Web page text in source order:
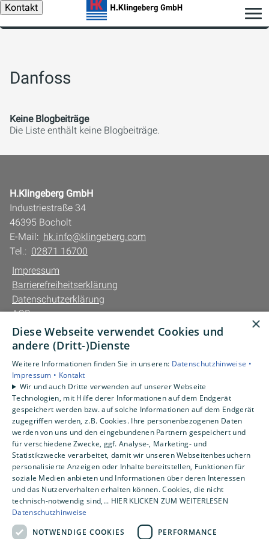
Kontakt
Danfoss
Keine Blogbeiträge
Die Liste enthält keine Blogbeiträge.
H.Klingeberg GmbH
Industriestraße 34
46395 Bocholt
E-Mail: hk.info@klingeberg.com
Tel.: 02871 16700
Impressum
Barrierefreiheitserklärung
Datenschutzerklärung
AGB
Unsere Bereiche
Gewerbekunden
Karriere
Unternehmen
Kontakt
×
Diese Webseite verwendet Cookies und
andere (Dritt-)Dienste
Weitere Informationen finden Sie in unseren: Datenschutzhinweise •
Impressum • Kontakt
Wir und auch Dritte verwenden auf unserer Webseite
Technologien, mit Hilfe derer Informationen auf dem Endgerät
gespeichert werden bzw. auf solche Informationen auf dem Endgerät
zugegriffen werden, z.B. Cookies. Ihre personenbezogenen Daten
werden von uns und den eingebundenen Partnern gespeichert und
für verschiedene Zwecke, ggf. Analyse-, Marketing- und
Statistikzwecke verarbeitet, damit wir unseren Webseitenbesuchern
personalisierte Anzeigen oder Inhalte bereitstellen, Funktionen für
soziale Medien anbieten und Informationen über deren Interessen
und das Nutzerverhalten erhalten können. Cookies, die nicht
technisch-notwendig sind,... HIER KLICKEN ZUM WEITERLESEN
Datenschutzhinweise
NOTWENDIGE COOKIES
PERFORMANCE